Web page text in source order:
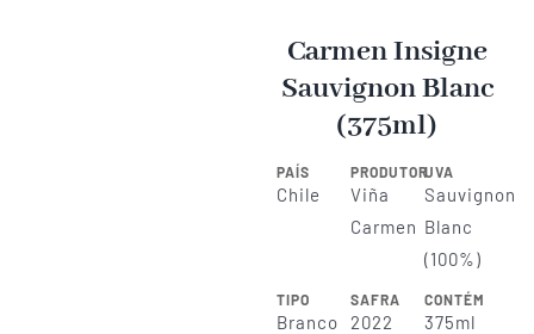
Carmen Insigne
Sauvignon Blanc
(375ml)
PAÍS
Chile
PRODUTOR
Viña
Carmen
UVA
Sauvignon
Blanc
(100%)
TIPO
Branco
SAFRA
2022
CONTÉM
375ml